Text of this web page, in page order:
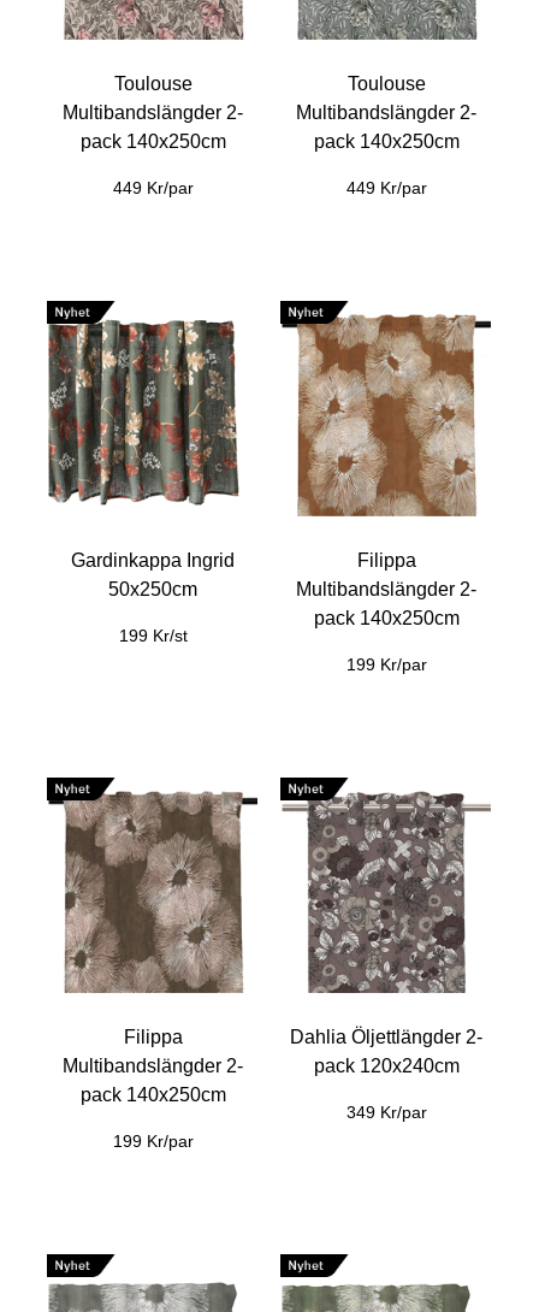
Toulouse
Multibandslängder 2-
pack 140x250cm
449 Kr/par
Toulouse
Multibandslängder 2-
pack 140x250cm
449 Kr/par
Gardinkappa Ingrid
50x250cm
199 Kr/st
Filippa
Multibandslängder 2-
pack 140x250cm
199 Kr/par
Filippa
Multibandslängder 2-
pack 140x250cm
199 Kr/par
Dahlia Öljettlängder 2-
pack 120x240cm
349 Kr/par